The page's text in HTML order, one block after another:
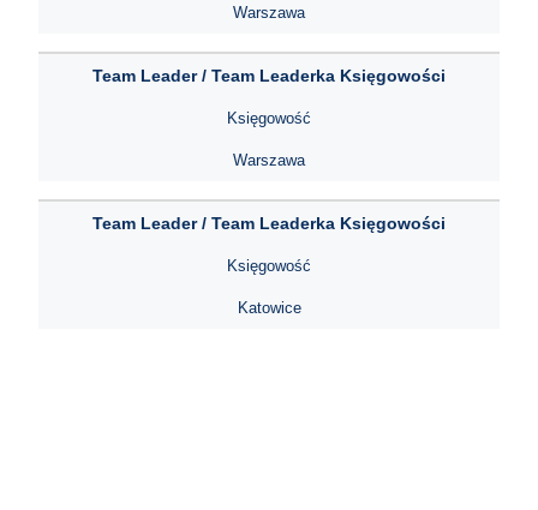
Warszawa
Team Leader / Team Leaderka Księgowości
Księgowość
Warszawa
Team Leader / Team Leaderka Księgowości
Księgowość
Katowice